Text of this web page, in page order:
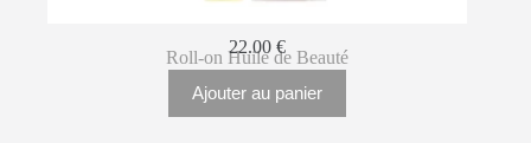
Roll-on Huile de Beauté
22.00€
Ajouter au panier